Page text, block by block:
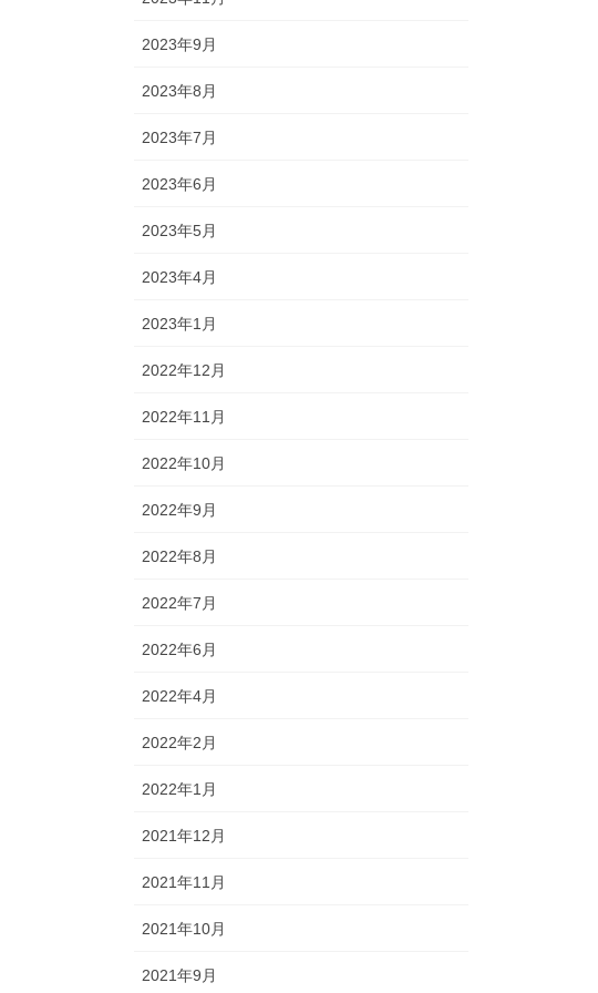
2023年9月
2023年8月
2023年7月
2023年6月
2023年5月
2023年4月
2023年1月
2022年12月
2022年11月
2022年10月
2022年9月
2022年8月
2022年7月
2022年6月
2022年4月
2022年2月
2022年1月
2021年12月
2021年11月
2021年10月
2021年9月